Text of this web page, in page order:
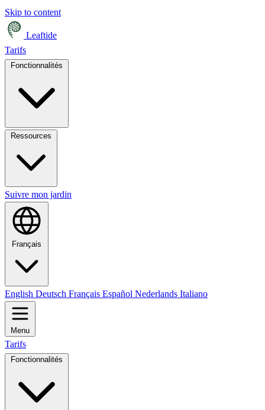
Skip to content
Leaftide
Tarifs
Suivre mon jardin
Français
English Deutsch Français Español Nederlands Italiano
Menu
Tarifs
Fonctionnalités